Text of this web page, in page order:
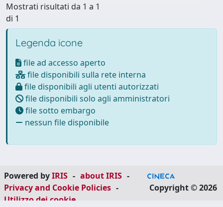
Mostrati risultati da 1 a 1
di 1
Legenda icone
file ad accesso aperto
file disponibili sulla rete interna
file disponibili agli utenti autorizzati
file disponibili solo agli amministratori
file sotto embargo
nessun file disponibile
Powered byIRIS - about IRIS -
Privacy and Cookie Policies -
Utilizzo dei cookie
Copyright © 2026